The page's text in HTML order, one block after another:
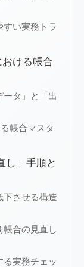
い実務トラ
ける帳合
ータ」と「出
帳合マスタ
し」手順と
下させる構造
合の見直し
る実務チェッ